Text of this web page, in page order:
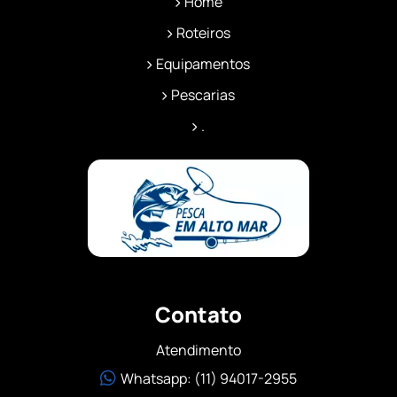
Roteiros
Equipamentos
Pescarias
.
Contato
Atendimento
Whatsapp: (11) 94017-2955